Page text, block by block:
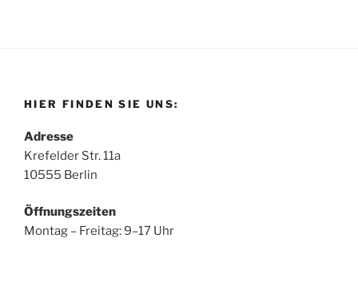
HIER FINDEN SIE UNS:
Adresse
Krefelder Str. 11a
10555 Berlin
Öffnungszeiten
Montag – Freitag: 9–17 Uhr